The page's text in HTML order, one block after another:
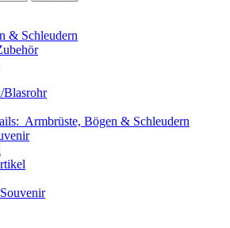
& Schleudern
Blasrohr
Armbrüste, Bögen & Schleudern